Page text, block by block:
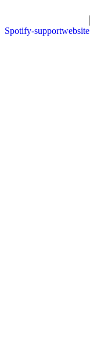
Spotify-supportwebsite